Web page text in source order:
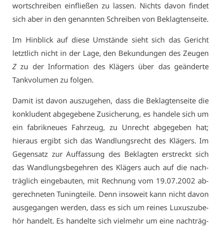
wort­schrei­ben ein­flie­ßen zu las­sen. Nichts da­von fin­det
sich aber in den ge­nann­ten Schrei­ben von Be­klag­ten­sei­te.
Im Hin­blick auf die­se Um­stän­de sieht sich das Ge­richt
letzt­lich nicht in der La­ge, den Be­kun­dun­gen des Zeu­gen
Zzu der In­for­ma­ti­on des Klä­gers über das ge­än­der­te
Tank­vo­lu­men zu fol­gen.
Da­mit ist da­von aus­zu­ge­hen, dass die Be­klag­ten­sei­te die
kon­klu­dent ab­ge­ge­be­ne Zu­si­che­rung, es han­de­le sich um
ein fa­brik­neu­es Fahr­zeug, zu Un­recht ab­ge­ge­ben hat;
hier­aus er­gibt sich das Wand­lungs­recht des Klä­gers. Im
Ge­gen­satz zur Auf­fas­sung des Be­klag­ten er­streckt sich
das Wand­lungs­be­geh­ren des Klä­gers auch auf die nach­
träg­lich ein­ge­bau­ten, mit Rech­nung vom 19.07.2002 ab­
ge­rech­ne­ten Tu­ningtei­le. Denn in­so­weit kann nicht da­von
aus­ge­gan­gen wer­den, dass es sich um rei­nes Lu­xus­zu­be­
hör han­delt. Es han­del­te sich viel­mehr um ei­ne nach­träg­